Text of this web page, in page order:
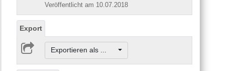
Veröffentlicht am 10.07.2018
Export
Exportieren als ...